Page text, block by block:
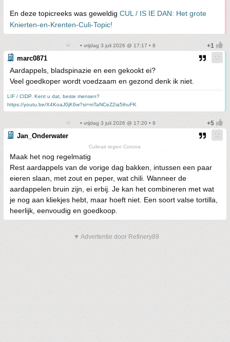
En deze topicreeks was geweldig CUL / IS IE DAN: Het grote
Knierten-en-Krenten-Culi-Topic!
• vrijdag 3 juli 2026 @ 17:17 • 8
marc0871
Aardappels, bladspinazie en een gekookt ei?
Veel goedkoper wordt voedzaam en gezond denk ik niet.
LIF / CIDP. Kent u dat, beste mensen?
https://youtu.be/X4KoaJ0jK6w?si=mTaNCeZ2ia5ihuFK
• vrijdag 3 juli 2026 @ 17:20 • 9
Jan_Onderwater
Culinair tegen Corona
Maak het nog regelmatig
Rest aardappels van de vorige dag bakken, intussen een paar
eieren slaan, met zout en peper, wat chili. Wanneer de
aardappelen bruin zijn, ei erbij. Je kan het combineren met wat
je nog aan kliekjes hebt, maar hoeft niet. Een soort valse tortilla,
heerlijk, eenvoudig en goedkoop.
▼ Advertentie door Refinery89